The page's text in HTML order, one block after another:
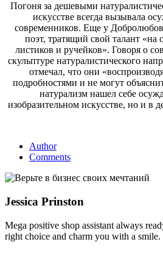
Погоня за дешевыми
искусстве всегда вызывала
современников. Еще у
поэт, тратящий свой талант «на
листиков и ручейков». Говоря о
скульптуре натуралистического
отмечал, что они
подробностями и не могут
натурализм нашел себе
изобразительном искусстве, но и в
Author
Comments
Jessica Prinston
Mega positive shop assistant always
right choice and charm you with a smile.